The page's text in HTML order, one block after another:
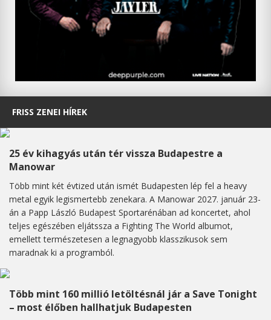
FRISS ZENEI HÍREK
25 év kihagyás után tér vissza Budapestre a
Manowar
Több mint két évtized után ismét Budapesten lép fel a heavy
metal egyik legismertebb zenekara. A Manowar 2027. január 23-
án a Papp László Budapest Sportarénában ad koncertet, ahol
teljes egészében eljátssza a Fighting The World albumot,
emellett természetesen a legnagyobb klasszikusok sem
maradnak ki a programból.
Több mint 160 millió letöltésnál jár a Save Tonight
– most élőben hallhatjuk Budapesten